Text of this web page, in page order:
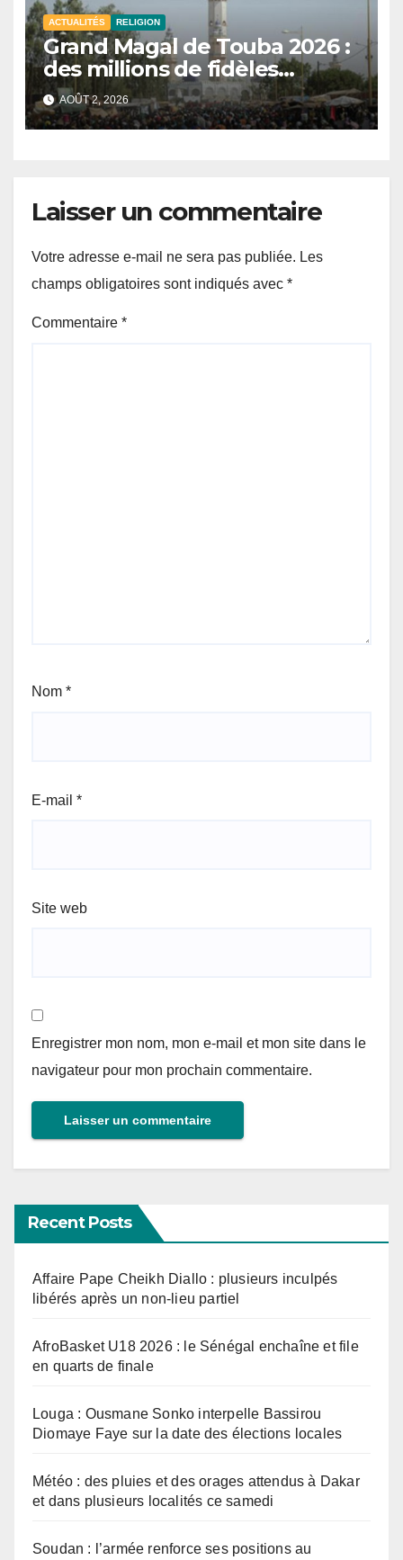
ACTUALITÉS RELIGION
Grand Magal de Touba 2026 :
des millions de fidèles
célèbrent le 18 Safar dans la
ville sainte
AOÛT 2, 2026
Laisser un commentaire
Votre adresse e-mail ne sera pas publiée. Les
champs obligatoires sont indiqués avec *
Commentaire *
Nom *
E-mail *
Site web
Enregistrer mon nom, mon e-mail et mon site dans le
navigateur pour mon prochain commentaire.
Recent Posts
Affaire Pape Cheikh Diallo : plusieurs inculpés
libérés après un non-lieu partiel
AfroBasket U18 2026 : le Sénégal enchaîne et file
en quarts de finale
Louga : Ousmane Sonko interpelle Bassirou
Diomaye Faye sur la date des élections locales
Météo : des pluies et des orages attendus à Dakar
et dans plusieurs localités ce samedi
Soudan : l’armée renforce ses positions au